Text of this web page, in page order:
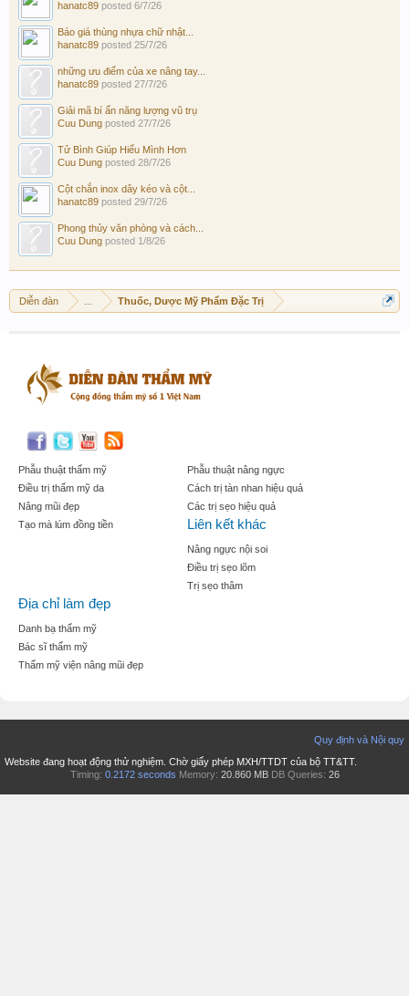
hanatc89 posted 6/7/26
Báo giá thùng nhựa chữ nhật...
hanatc89 posted 25/7/26
những ưu điểm của xe nâng tay...
hanatc89 posted 27/7/26
Giải mã bí ẩn năng lượng vũ trụ
Cuu Dung posted 27/7/26
Tử Bình Giúp Hiểu Mình Hơn
Cuu Dung posted 28/7/26
Cột chắn inox dây kéo và cột...
hanatc89 posted 29/7/26
Phong thủy văn phòng và cách...
Cuu Dung posted 1/8/26
Diễn đàn Thuốc, Dược Mỹ Phẩm Đặc Trị
Phẫu thuật thẩm mỹ
Điều trị thẩm mỹ da
Nâng mũi đẹp
Tạo mà lúm đồng tiền
Phẫu thuật nâng ngực
Cách trị tàn nhan hiệu quả
Các trị sẹo hiệu quả
Liên kết khác
Nâng ngực nội soi
Điều trị sẹo lõm
Trị sẹo thâm
Địa chỉ làm đẹp
Danh bạ thẩm mỹ
Bác sĩ thẩm mỹ
Thẩm mỹ viện nâng mũi đẹp
Quy định và Nội quy
Website đang hoạt động thử nghiệm. Chờ giấy phép MXH/TTDT của bộ TT&TT.
Timing: 0.2172 seconds Memory: 20.860 MB DB Queries: 26